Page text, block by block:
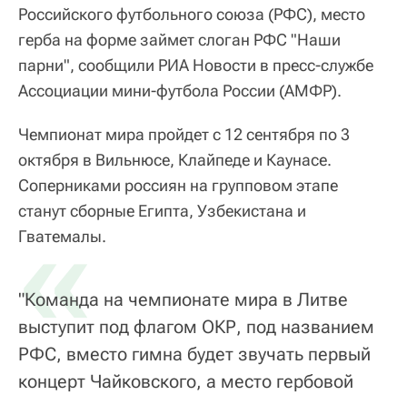
Российского футбольного союза (РФС), место
герба на форме займет слоган РФС "Наши
парни", сообщили РИА Новости в пресс-службе
Ассоциации мини-футбола России (АМФР).
Чемпионат мира пройдет с 12 сентября по 3
октября в Вильнюсе, Клайпеде и Каунасе.
Соперниками россиян на групповом этапе
станут сборные Египта, Узбекистана и
Гватемалы.
«
"Команда на чемпионате мира в Литве
выступит под флагом ОКР, под названием
РФС, вместо гимна будет звучать первый
концерт Чайковского, а место гербовой